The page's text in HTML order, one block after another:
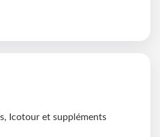
Icotour et suppléments